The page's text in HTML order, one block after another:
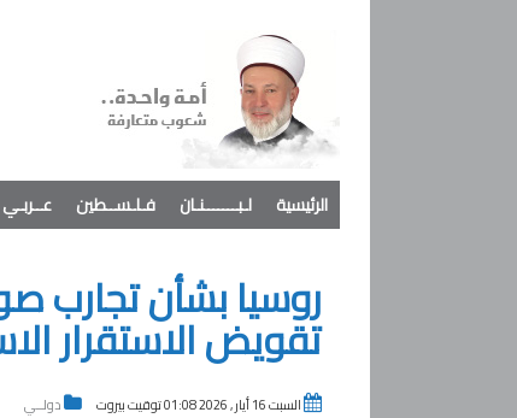
الرئيسية لـبـــــــنـان فـلـســطين عــربـي
روسيا بشأن تجارب
تقويض الاستقرار
السبت 16 أيار , 2026 01:08 توقيت بيروت دولــي